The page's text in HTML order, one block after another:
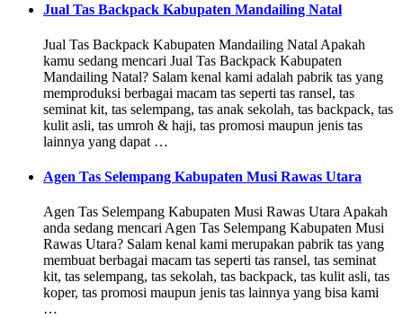
Jual Tas Backpack Kabupaten Mandailing Natal
Jual Tas Backpack Kabupaten Mandailing Natal Apakah
kamu sedang mencari Jual Tas Backpack Kabupaten
Mandailing Natal? Salam kenal kami adalah pabrik tas yang
memproduksi berbagai macam tas seperti tas ransel, tas
seminat kit, tas selempang, tas anak sekolah, tas backpack, tas
kulit asli, tas umroh & haji, tas promosi maupun jenis tas
lainnya yang dapat …
Agen Tas Selempang Kabupaten Musi Rawas Utara
Agen Tas Selempang Kabupaten Musi Rawas Utara Apakah
anda sedang mencari Agen Tas Selempang Kabupaten Musi
Rawas Utara? Salam kenal kami merupakan pabrik tas yang
membuat berbagai macam tas seperti tas ransel, tas seminat
kit, tas selempang, tas sekolah, tas backpack, tas kulit asli, tas
koper, tas promosi maupun jenis tas lainnya yang bisa kami
…